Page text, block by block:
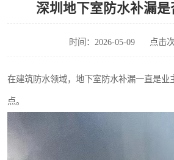
深圳地下室防水补漏
时间：2026-05-09 点击
在建筑防水领域，地下室防水补漏一直是业
点。